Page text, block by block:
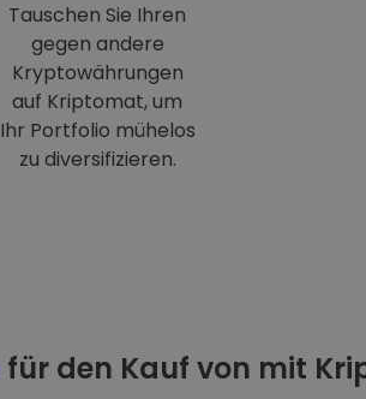
Tauschen Sie Ihren
gegen andere
Kryptowährungen
auf Kriptomat, um
Ihr Portfolio mühelos
zu diversifizieren.
für den Kauf von mit